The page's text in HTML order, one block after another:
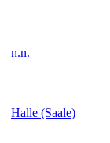
n.n.
Halle (Saale)